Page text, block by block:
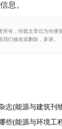
息。
所有，转载文章仅为传播
们修改或删除，多谢。
志(能源与建筑刊
些(能源与环境工